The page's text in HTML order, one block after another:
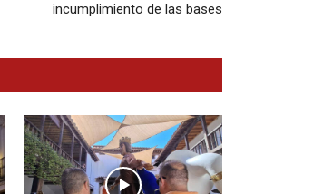
incumplimiento de las bases